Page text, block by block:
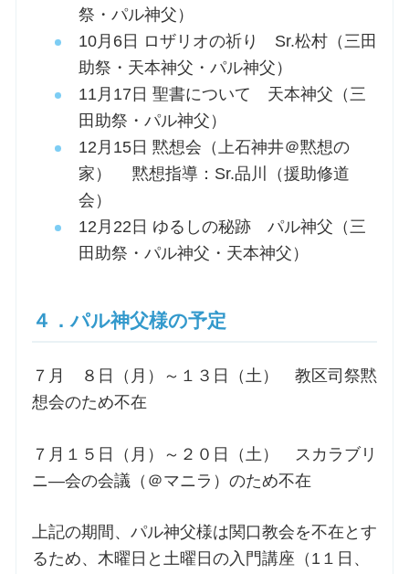
祭・パル神父）
10月6日 ロザリオの祈り Sr.松村（三田
助祭・天本神父・パル神父）
11月17日 聖書について 天本神父（三
田助祭・パル神父）
12月15日 黙想会（上石神井＠黙想の
家） 黙想指導：Sr.品川（援助修道
会）
12月22日 ゆるしの秘跡 パル神父（三
田助祭・パル神父・天本神父）
４．パル神父様の予定
７月 ８日（月）～１３日（土） 教区司祭黙
想会のため不在
７月１５日（月）～２０日（土） スカラブリ
ニ―会の会議（＠マニラ）のため不在
上記の期間、パル神父様は関口教会を不在とす
るため、木曜日と土曜日の入門講座（1１日、